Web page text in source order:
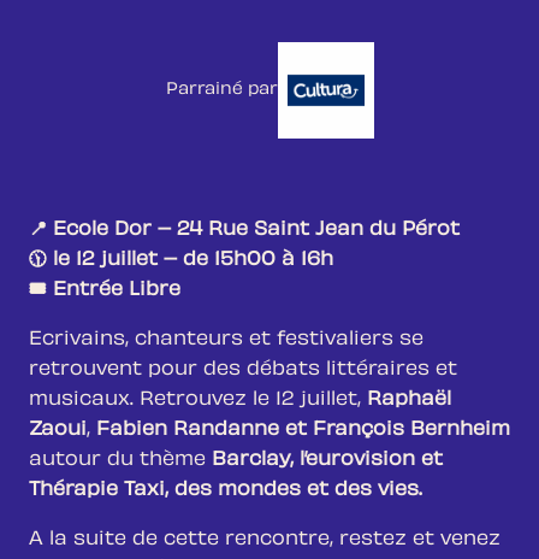
Parrainé par
📍 Ecole Dor – 24 Rue Saint Jean du Pérot
🕦 le 12 juillet – de 15h00 à 16h
🎟️ Entrée Libre
Ecrivains, chanteurs et festivaliers se
retrouvent pour des débats littéraires et
musicaux. Retrouvez le 12 juillet, Raphaël
Zaoui, Fabien Randanne etFrançois Bernheim
autour du thème Barclay, l’eurovision et
Thérapie Taxi, des mondes et des vies.
A la suite de cette rencontre, restez et venez